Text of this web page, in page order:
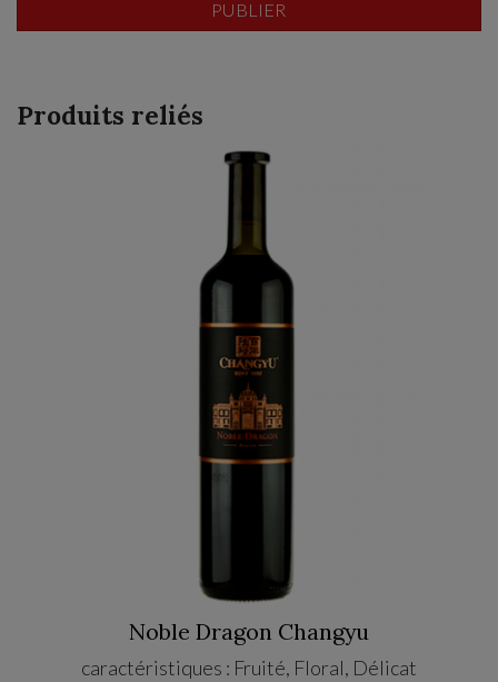
Produits reliés
Noble Dragon Changyu
caractéristiques : Fruité, Floral, Délicat